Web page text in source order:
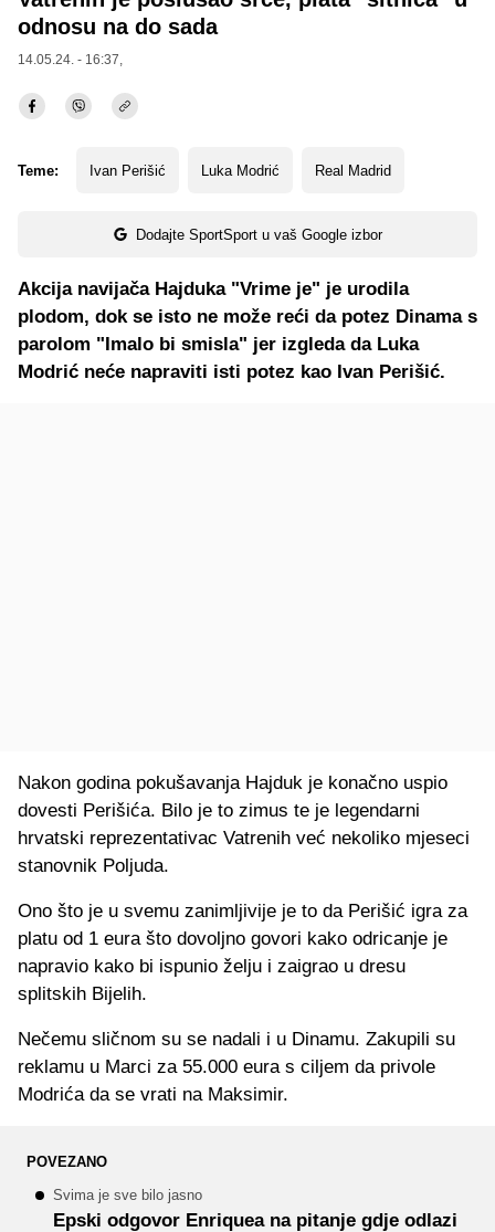
odnosu na do sada
14.05.24. - 16:37,
Teme: Ivan Perišić Luka Modrić Real Madrid
Dodajte SportSport u vaš Google izbor
Akcija navijača Hajduka "Vrime je" je urodila
plodom, dok se isto ne može reći da potez Dinama s
parolom "Imalo bi smisla" jer izgleda da Luka
Modrić neće napraviti isti potez kao Ivan Perišić.
Nakon godina pokušavanja Hajduk je konačno uspio
dovesti Perišića. Bilo je to zimus te je legendarni
hrvatski reprezentativac Vatrenih već nekoliko mjeseci
stanovnik Poljuda.
Ono što je u svemu zanimljivije je to da Perišić igra za
platu od 1 eura što dovoljno govori kako odricanje je
napravio kako bi ispunio želju i zaigrao u dresu
splitskih Bijelih.
Nečemu sličnom su se nadali i u Dinamu. Zakupili su
reklamu u Marci za 55.000 eura s ciljem da privole
Modrića da se vrati na Maksimir.
POVEZANO
Svima je sve bilo jasno
Epski odgovor Enriquea na pitanje gdje odlazi